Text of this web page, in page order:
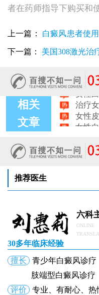
者在药师指导下购买和
上一篇： 白癜风患者使
吗？
下一篇： 美国308激光治
相关
文章
女性皮肤
女性皮
女性白
治疗女性
女性白
女性白
治疗女
女性皮
女性白
女性白
女性白
推荐医生
六科
ONLINE
30多年临床经验
擅长
青少年白癜风诊疗
肢端型白癜风诊疗
评价
专业、有耐心、热